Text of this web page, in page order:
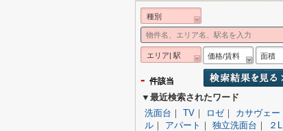
種別
エリア| 駅 価格/賃料 面積
- 件該当
▼最近検索されたワード
洗面台 ｜ TV ｜ ロゼ｜ カサヴェー
ル ｜ アパート ｜ 独立洗面台 ｜
２L